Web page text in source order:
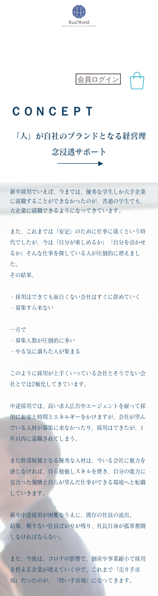
会員ログイン
「人」が自社のブランドとなる経営理
念浸透サポート
新卒採用でいえば、今までは、優秀な学生しか大手企業
に就職することができなかったのが、普通の学生でも、
大企業に就職できるようになってきています。
また、これまでは「安定」のために仕事に就くという時
代でしたが、今は「自分が楽しめるか」「自分を活かせ
るか」そんな仕事を探している人が圧倒的に増えまし
た。
その結果、
・採用はできても面白くない会社はすぐに辞めていく
・募集すら来ない
一方で
・募集人数が圧倒的に多い
・やる気に満ちた人が集まる
このように採用が上手くいっている会社とそうでない会
社とでは2極化してきています。
中途採用では、高い求人広告やエージェントを雇って採
用にお金と時間とエネルギーをかけますが、会社が望ん
でいる人材が募集に来なかったり、採用はできたが、1
年以内に退職されてしまう。
また幹部候補となる優秀な人材は、今いる会社に魅力を
感じなければ、自ら勉強しスキルを磨き、自分の能力に
見合った報酬と自らが望んだ仕事ができる環境へと転職
していきます。
新卒中途採用が困難なうえに、既存の社員の流出。
結果、頼りない社員ばかりが残り、社長自身が孤軍奮闘
しなければならない。
また、今後は、コロナの影響で、倒産や事業縮小で採用
を控える企業が増えていく中で、これまで「売り手市
場」だったのが、「買い手市場」になってきます。
​ＣＯＮＣＥＰＴ